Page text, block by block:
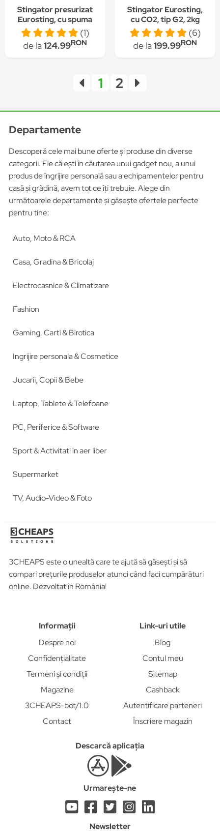
Stingator presurizat
Eurosting, cu spuma
mecanica, tip SM3, 3 l
(1)
de la124.99RON
Stingator Eurosting,
cu CO2, tip G2, 2kg
(6)
de la199.99RON
1 2
Departamente
Descoperă cele mai bune oferte și produse din diverse
categorii. Fie că ești în căutarea unui gadget nou, a unui
produs de îngrijire personală sau a echipamentelor pentru
casă și grădină, avem tot ce îți trebuie. Alege din
următoarele departamente și găsește ofertele perfecte
pentru tine:
Auto, Moto & RCA
Casa, Gradina & Bricolaj
Electrocasnice & Climatizare
Fashion
Gaming, Carti & Birotica
Ingrijire personala & Cosmetice
Jucarii, Copii & Bebe
Laptop, Tablete & Telefoane
PC, Periferice & Software
Sport & Activitati in aer liber
Supermarket
TV, Audio-Video & Foto
3CHEAPS este o unealtă care te ajută să găsești și să
compari prețurile produselor atunci când faci cumpărături
online. Dezvoltat în România!
Informații
Despre noi
Confidențialitate
Termeni și condiții
Magazine
3CHEAPS-bot/1.0
Contact
Link-uri utile
Blog
Contul meu
Sitemap
Cashback
Autentificare parteneri
Înscriere magazin
Descarcă aplicația
Urmarește-ne
Newsletter